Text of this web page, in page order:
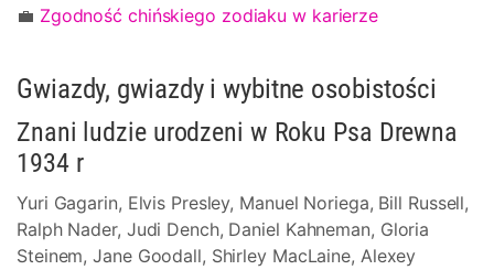
💼 Zgodność chińskiego zodiaku w karierze
Gwiazdy, gwiazdy i wybitne osobistości
Znani ludzie urodzeni w Roku Psa Drewna
1934 r
Yuri Gagarin, Elvis Presley, Manuel Noriega, Bill Russell,
Ralph Nader, Judi Dench, Daniel Kahneman, Gloria
Steinem, Jane Goodall, Shirley MacLaine, Alexey